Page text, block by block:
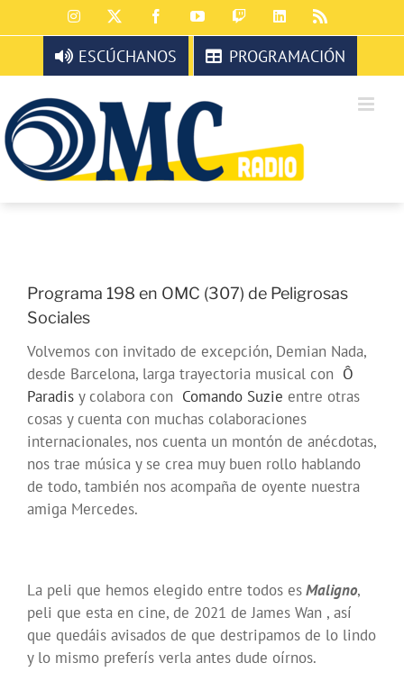
al
contenido
Instagram FacebookYouTubeTwitchLinkedIn
ESCÚCHANOS PROGRAMACIÓN
Programa 198 en OMC (307) de Peligrosas
Sociales
Volvemos con invitado de excepción, Demian Nada,
desde Barcelona, larga trayectoria musical con Ô
Paradis y colabora con Comando Suzie entre otras
cosas y cuenta con muchas colaboraciones
internacionales, nos cuenta un montón de anécdotas,
nos trae música y se crea muy buen rollo hablando
de todo, también nos acompaña de oyente nuestra
amiga Mercedes.
La peli que hemos elegido entre todos esMaligno,
peli que esta en cine, de 2021 de James Wan , así
que quedáis avisados de que destripamos de lo lindo
y lo mismo preferís verla antes dude oírnos.